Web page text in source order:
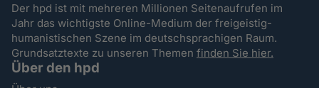
Der hpd ist mit mehreren Millionen Seitenaufrufen im
Jahr das wichtigste Online-Medium der freigeistig-
humanistischen Szene im deutschsprachigen Raum.
Grundsatztexte zu unseren Themenfinden Sie hier.
Über den hpd